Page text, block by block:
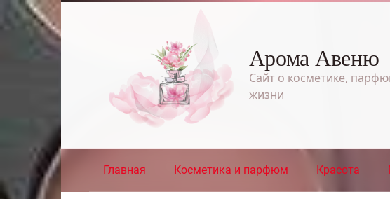
Перейти
к
контенту
Арома Авеню
Сайт о косметике,
жизни
Главная Косметика и парфюм Красота